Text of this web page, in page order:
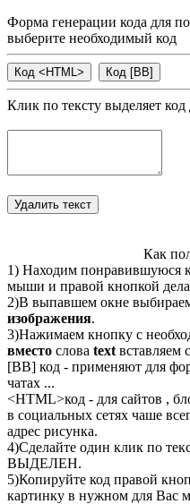
Форма генерации кода для
выберите необходимый код
Клик по тексту выделяет
Как
1) Находим понравившуюся
мыши и правой кнопкой
2)В выпавшем окне
изображения.
3)Нажимаем кнопку с
вместо слова text вставляем
[BB] код - применяют для
чатах ...
<HTML>код - для сайтов ,
в социальных сетях чаше
адрес рисунка.
4)Сделайте один клик по
ВЫДЕЛЕН.
5)Копируйте код правой
картинку в нужном для Вас